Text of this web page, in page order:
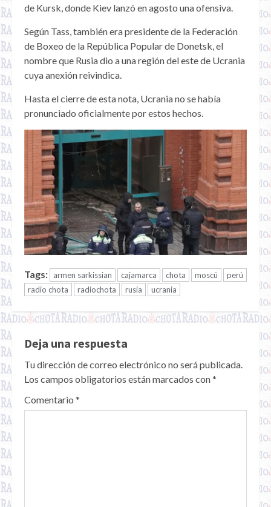
de Kursk, donde Kiev lanzó en agosto una ofensiva.
Según Tass, también era presidente de la Federación
de Boxeo de la República Popular de Donetsk, el
nombre que Rusia dio a una región del este de Ucrania
cuya anexión reivindica.
Hasta el cierre de esta nota, Ucrania no se había
pronunciado oficialmente por estos hechos.
Tags: armen sarkissian cajamarca chota moscú
perú
radio chota
radiochota rusia ucrania
Deja una respuesta
Tu dirección de correo electrónico no será publicada.
Los campos obligatorios están marcados con*
Comentario *